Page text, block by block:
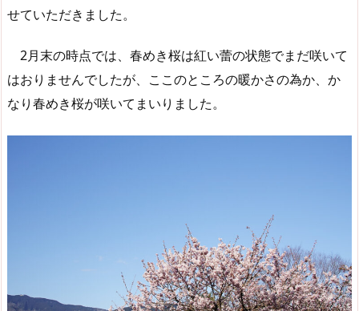
せていただきました。
2月末の時点では、春めき桜は紅い蕾の状態でまだ咲いて
はおりませんでしたが、ここのところの暖かさの為か、か
なり春めき桜が咲いてまいりました。